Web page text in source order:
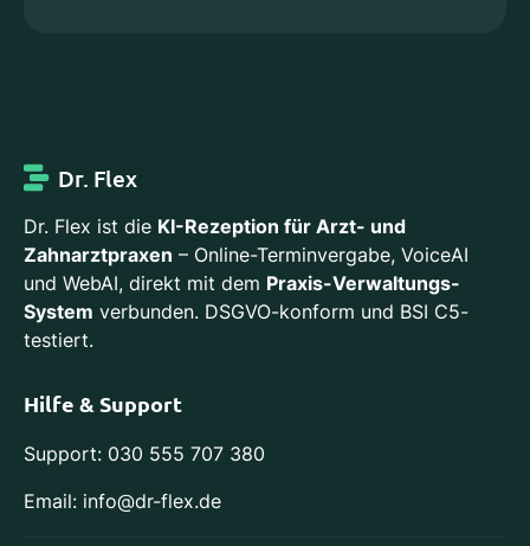
Dr. Flex
Dr. Flex ist die KI-Rezeption für Arzt- und
Zahnarztpraxen – Online-Terminvergabe, VoiceAI
und WebAI, direkt mit dem Praxis-Verwaltungs-
System verbunden. DSGVO-konform und BSI C5-
testiert.
Hilfe & Support
Support: 030 555 707 380
Email: info@dr-flex.de